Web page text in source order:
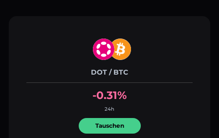
DOT / BTC
-0.31%
24h
Tauschen